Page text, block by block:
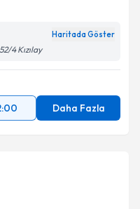
Haritada Göster
4 Kızılay
Daha Fazla